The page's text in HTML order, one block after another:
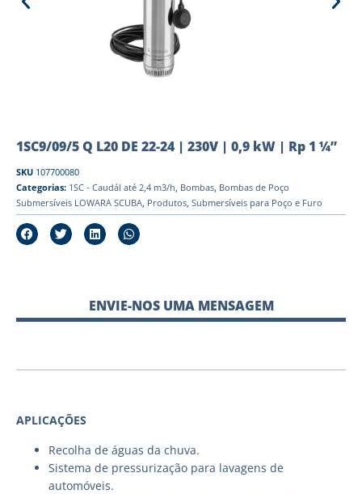
1SC9/09/5 Q L20 DE 22-24 | 230V | 0,9 kW | Rp 1 ¼”
SKU 107700080
Categorias: 1SC - Caudál até 2,4 m3/h, Bombas, Bombas de Poço
Submersíveis LOWARA SCUBA, Produtos, Submersíveis para Poço e Furo
ENVIE-NOS UMA MENSAGEM
APLICAÇÕES
Recolha de águas da chuva.
Sistema de pressurização para lavagens de
automóveis.